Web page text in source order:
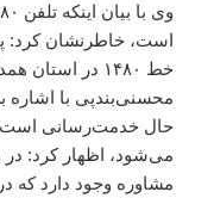
است، خاطرنشان کرد:
خط ۱۴۸۰ در استان همدان وجود دارد.
حال خدمت‌رسانی
مشاوره وجود دارد که در استان